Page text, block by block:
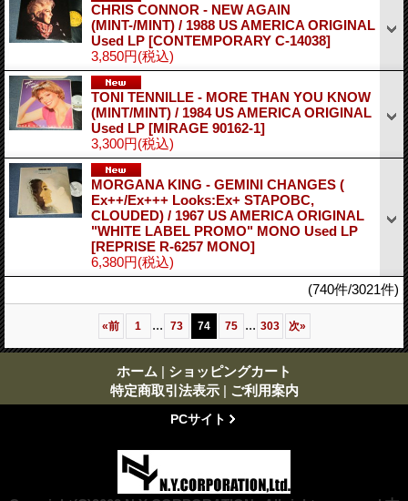
CHRIS CONNOR - NEW AGAIN
(MINT-/MINT) / 1988 US AMERICA ORIGINAL
Used LP [CONTEMPORARY C-14038]
3,850円(税込)
TONI TENNILLE - MORE THAN YOU KNOW
(MINT/MINT) / 1984 US AMERICA ORIGINAL
Used LP [MIRAGE 90162-1]
3,300円(税込)
MORGANA KING - GEMINI CHANGES (
Ex++/Ex+++ Looks:Ex+ STAPOBC,
CLOUDED) / 1967 US AMERICA ORIGINAL
"WHITE LABEL PROMO" MONO Used LP
[REPRISE R-6257 MONO]
6,380円(税込)
(740件/3021件)
«前 1 ... 73 74 75 ... 303 次»
ホーム | ショッピングカート
特定商取引法表示 | ご利用案内
PCサイト